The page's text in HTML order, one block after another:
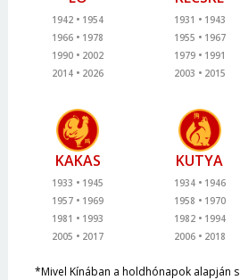
1942
1954
1966
1978
1990
2002
2014
2026
1931
1943
1955
1967
1979
1991
2003
2015
KAKAS
1933
1945
1957
1969
1981
1993
2005
2017
KUTYA
1934
1946
1958
1970
1982
1994
2006
2018
*Mivel Kínában a holdhónapok alapján